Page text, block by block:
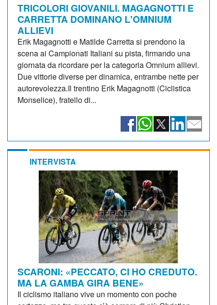
TRICOLORI GIOVANILI. MAGAGNOTTI E
CARRETTA DOMINANO L'OMNIUM
ALLIEVI
Erik Magagnotti e Matilde Carretta si prendono la
scena ai Campionati Italiani su pista, firmando una
giornata da ricordare per la categoria Omnium allievi.
Due vittorie diverse per dinamica, entrambe nette per
autorevolezza.Il trentino Erik Magagnotti (Ciclistica
Monselice), fratello di...
INTERVISTA
SCARONI: «PECCATO, CI HO CREDUTO.
MA LA GAMBA GIRA BENE»
Il ciclismo italiano vive un momento con poche